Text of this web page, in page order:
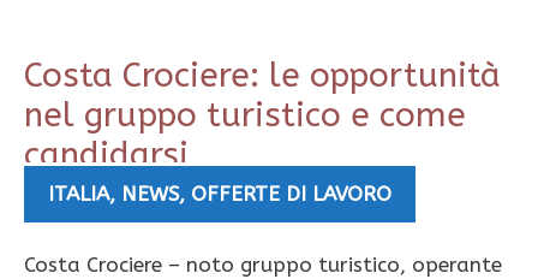
Costa Crociere: le opportunità
nel gruppo turistico e come
candidarsi
ITALIA, NEWS, OFFERTE DI LAVORO
Costa Crociere – noto gruppo turistico, operante